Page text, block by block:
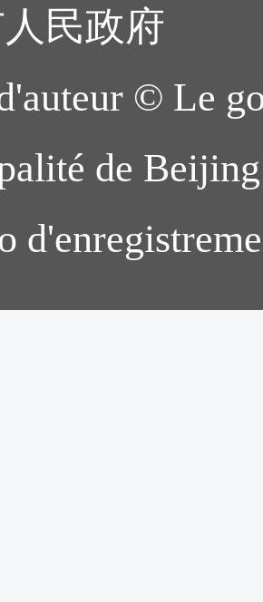
民政府
© Le
de